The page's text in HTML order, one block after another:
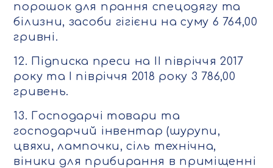
порошок для прання спецодягу та
білизни, засоби гігієни на суму 6 764,00
гривні.
12. Підписка преси на ІІ півріччя 2017
року та І півріччя 2018 року 3 786,00
гривень.
13. Господарчі товари та
господарчий інвентар (шурупи,
цвяхи, лампочки, сіль технічна,
віники для прибирання в приміщенні